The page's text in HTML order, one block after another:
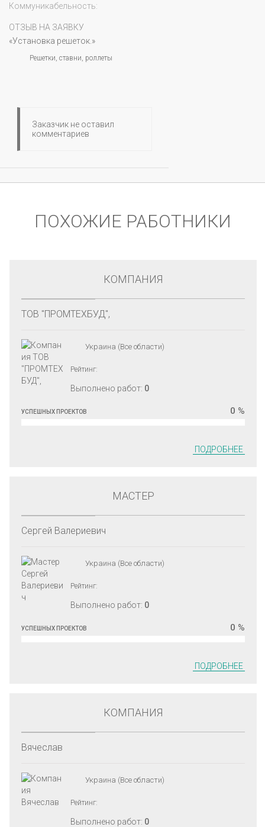
Коммуникабельность:
ОТЗЫВ НА ЗАЯВКУ
«Установка решеток.»
Решетки, ставни, роллеты
Заказчик не оставил
комментариев
ПОХОЖИЕ РАБОТНИКИ
КОМПАНИЯ
ТОВ "ПРОМТЕХБУД",
Украина (Все области)
Рейтинг:
Выполнено работ: 0
0 %
УСПЕШНЫХ ПРОЕКТОВ
ПОДРОБНЕЕ
МАСТЕР
Сергей Валериевич
Украина (Все области)
Рейтинг:
Выполнено работ: 0
0 %
УСПЕШНЫХ ПРОЕКТОВ
ПОДРОБНЕЕ
КОМПАНИЯ
Вячеслав
Украина (Все области)
Рейтинг:
Выполнено работ: 0